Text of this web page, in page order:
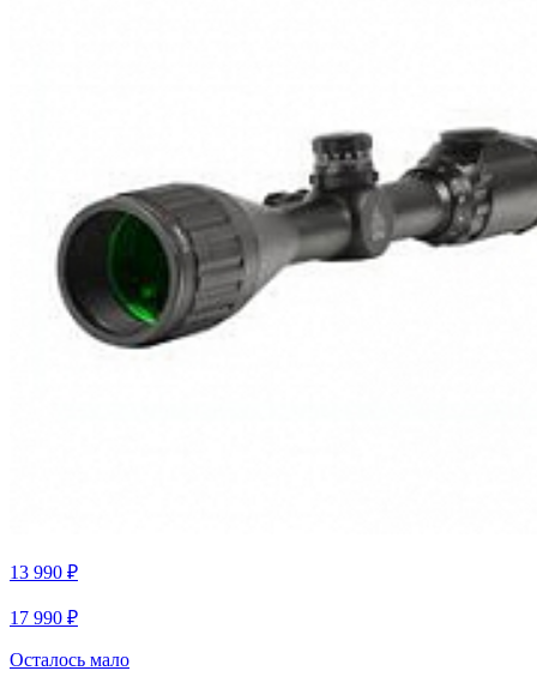
13 990 ₽
17 990 ₽
Осталось мало